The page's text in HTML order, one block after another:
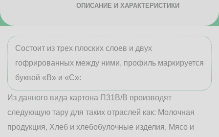
ОПИСАНИЕ И ХАРАКТЕРИСТИКИ
Состоит из трех плоских слоев и двух
гофрированных между ними, профиль маркируется
буквой «В» и «С»:
Из данного вида картона П31В/B производят
следующую тару для таких отраслей как: Молочная
продукция, Хлеб и хлебобулочные изделия, Мясо и